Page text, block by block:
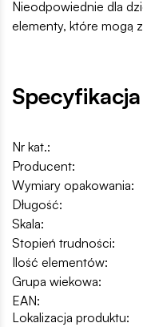
Nieodpowiednie dla
elementy, które mogą
Specyfikacja
Nr kat.:
Producent:
Wymiary opakowania:
Długość:
Skala:
Stopień trudności:
Ilość elementów:
Grupa wiekowa:
EAN:
Lokalizacja produktu: